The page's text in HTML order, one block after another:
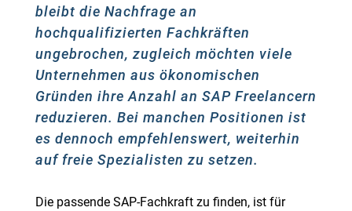
bleibt die Nachfrage an
hochqualifizierten Fachkräften
ungebrochen, zugleich möchten viele
Unternehmen aus ökonomischen
Gründen ihre Anzahl an SAP Freelancern
reduzieren. Bei manchen Positionen ist
es dennoch empfehlenswert, weiterhin
auf freie Spezialisten zu setzen.
Die passende SAP-Fachkraft zu finden, ist für